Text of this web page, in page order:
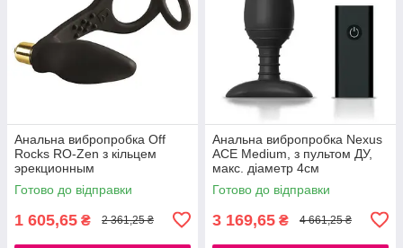
Анальна вибропробка Off
Rocks RO-Zen з кільцем
эрекционным
777Store.com.ua
Готово до відправки
1 605,65 ₴ 2 361,25 ₴
Анальна вибропробка Nexus
ACE Medium, з пультом ДУ,
макс. діаметр 4см
777Store.com.ua
Готово до відправки
3 169,65 ₴ 4 661,25 ₴